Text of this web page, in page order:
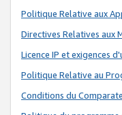
Politique Relative aux
Directives Relatives aux
Licence IP et exigences
Politique Relative au
Conditions du